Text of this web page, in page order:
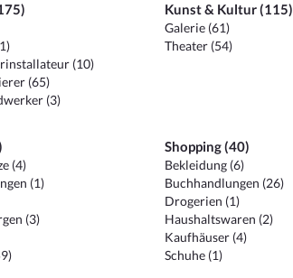
(10)
(65)
(3)
Kunst & Kultur (115)
Galerie (61)
Theater (54)
(4)
(1)
(3)
Shopping (40)
Bekleidung (6)
Buchhandlungen (26)
Drogerien (1)
Haushaltswaren (2)
Kaufhäuser (4)
Schuhe (1)